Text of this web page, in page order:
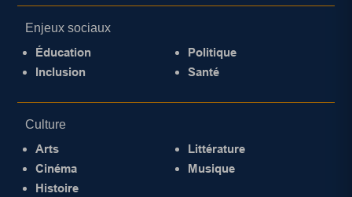
Enjeux sociaux
Éducation
Inclusion
Politique
Santé
Culture
Arts
Cinéma
Histoire
Littérature
Musique